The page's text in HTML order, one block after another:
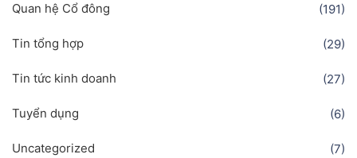
Quan hệ Cổ đông (191)
Tin tổng hợp (29)
Tin tức kinh doanh (27)
Tuyển dụng (6)
Uncategorized (7)